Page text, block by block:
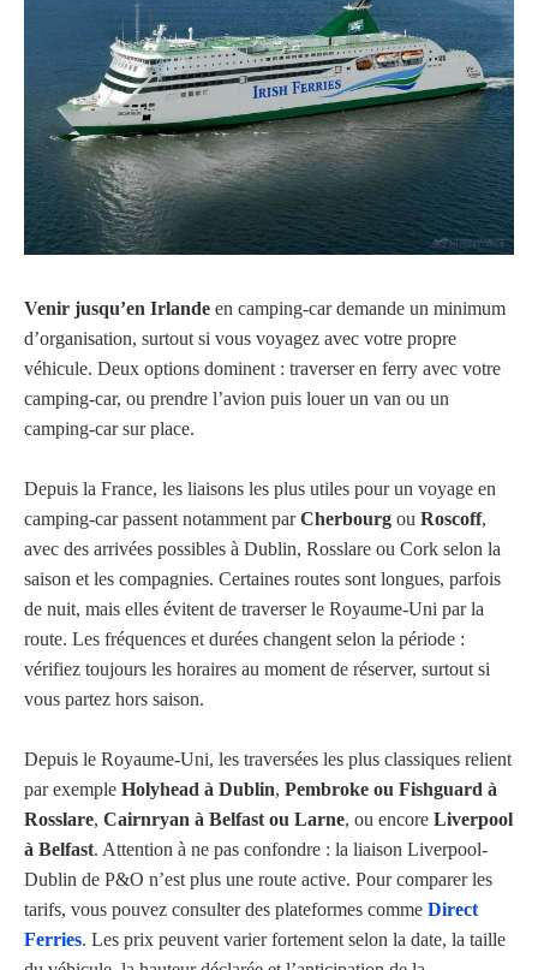
Venir jusqu’en Irlande en camping-car demande un minimum
d’organisation, surtout si vous voyagez avec votre propre
véhicule. Deux options dominent : traverser en ferry avec votre
camping-car, ou prendre l’avion puis louer un van ou un
camping-car sur place.
Depuis la France, les liaisons les plus utiles pour un voyage en
camping-car passent notamment parCherbourg ou Roscoff,
avec des arrivées possibles à Dublin, Rosslare ou Cork selon la
saison et les compagnies. Certaines routes sont longues, parfois
de nuit, mais elles évitent de traverser le Royaume-Uni par la
route. Les fréquences et durées changent selon la période :
vérifiez toujours les horaires au moment de réserver, surtout si
vous partez hors saison.
Depuis le Royaume-Uni, les traversées les plus classiques relient
par exemple Holyhead à Dublin, Pembroke ou Fishguard à
Rosslare, Cairnryan à Belfast ou Larne, ou encore Liverpool
à Belfast. Attention à ne pas confondre : la liaison Liverpool-
Dublin de P&O n’est plus une route active. Pour comparer les
tarifs, vous pouvez consulter des plateformes comme Direct
Ferries. Les prix peuvent varier fortement selon la date, la taille